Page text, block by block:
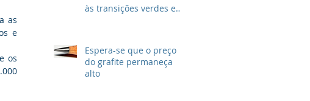
as
e
os
às transições verdes e
Espera-se que o preço
do grafite permaneça
alto